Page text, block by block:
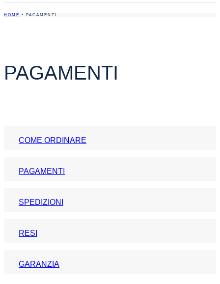
HOME • PAGAMENTI
PAGAMENTI
COME ORDINARE
PAGAMENTI
SPEDIZIONI
RESI
GARANZIA